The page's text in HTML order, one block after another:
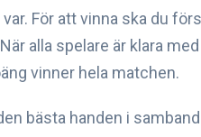
För att vinna ska du
alla spelare är klara
vinner hela matchen.
bästa handen i